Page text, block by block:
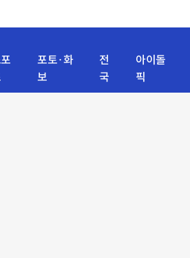
포토·화
보
전
국
아이돌
픽